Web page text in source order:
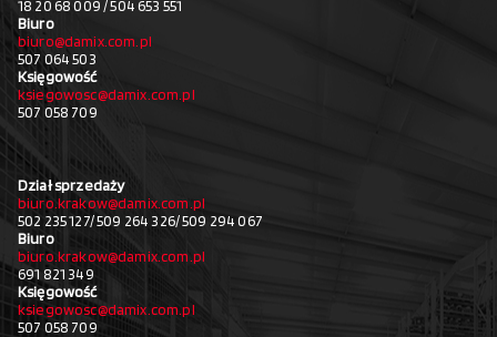
18 20 68 009 / 504 653 551
Biuro
biuro@damix.com.pl
507 064 503
Księgowość
ksiegowosc@damix.com.pl
507 058 709
Dział sprzedaży
biuro.krakow@damix.com.pl
502 235 127/ 509 264 326/ 509 294 067
Biuro
biuro.krakow@damix.com.pl
691 821 349
Księgowość
ksiegowosc@damix.com.pl
507 058 709